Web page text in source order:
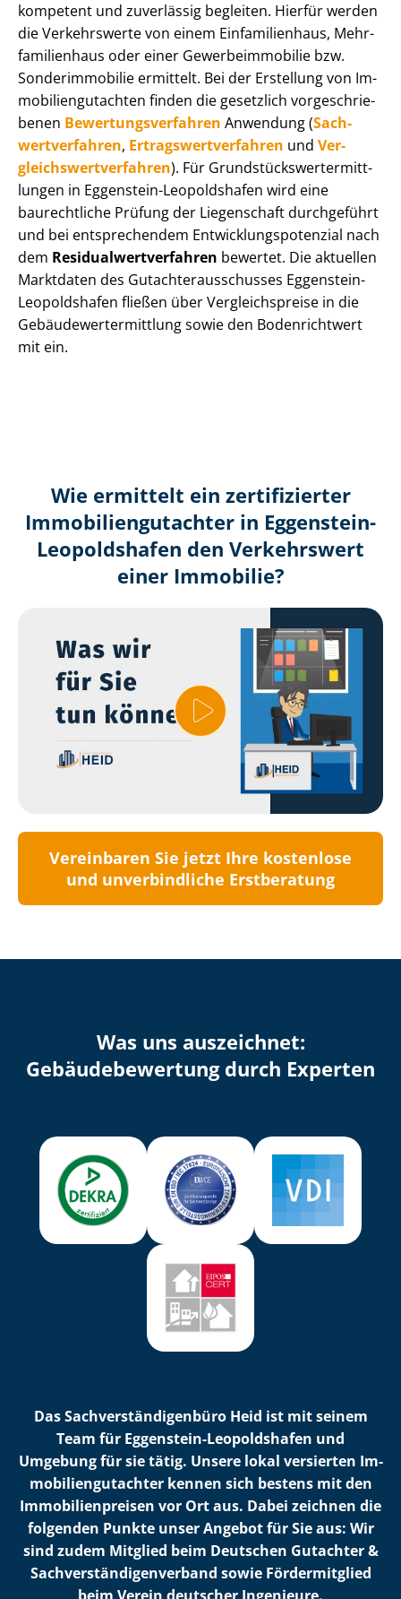
kompetent und zuverlässig begleiten. Hierfür werden
die Verkehrswerte von einem Einfamilienhaus, Mehr­
fa­mi­li­en­haus oder einer Ge­wer­be­im­mo­bi­lie bzw.
Sonderimmobilie ermittelt. Bei der Erstellung von Im­
mo­bi­li­en­gut­ach­ten finden die gesetzlich vor­ge­schrie­
be­nen Be­wer­tungs­ver­fah­ren Anwendung (Sach­
wert­ver­fah­ren, Er­trags­wert­ver­fah­ren und Ver­
gleichs­wert­ver­fah­ren). Für Grund­stücks­wert­ermitt­
lun­gen in Eggenstein-Leopoldshafen wird eine
baurechtliche Prüfung der Liegenschaft durchgeführt
und bei entsprechendem Ent­wick­lungs­po­ten­zi­al nach
dem Re­si­du­al­wert­ver­fah­ren bewertet. Die aktuellen
Marktdaten des Gut­ach­ter­aus­schus­ses Eggenstein-
Leopoldshafen fließen über Ver­gleichs­prei­se in die
Ge­bäu­de­wert­ermitt­lung sowie den Bodenrichtwert
mit ein.
Wie ermittelt ein zertifizierter
Immobilien­gutachter in Eggenstein-
Leopoldshafen den Verkehrswert
einer Immobilie?
Vereinbaren Sie jetzt Ihre kostenlose
und unverbindliche Erstberatung
Was uns auszeichnet:
Ge­bäu­de­be­wer­tung durch Experten
Das Sach­ver­stän­di­gen­bü­ro Heid ist mit seinem
Team für Eggenstein-Leopoldshafen und
Umgebung für sie tätig. Unsere lokal versierten Im­
mo­bi­li­en­gut­ach­ter kennen sich bestens mit den
Im­mo­bi­li­en­prei­sen vor Ort aus. Dabei zeichnen die
folgenden Punkte unser Angebot für Sie aus: Wir
sind zudem Mitglied beim Deutschen Gutachter &
Sach­ver­stän­di­gen­ver­band sowie Fördermitglied